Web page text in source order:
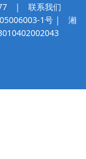
| 联系我们
1号 | 湘